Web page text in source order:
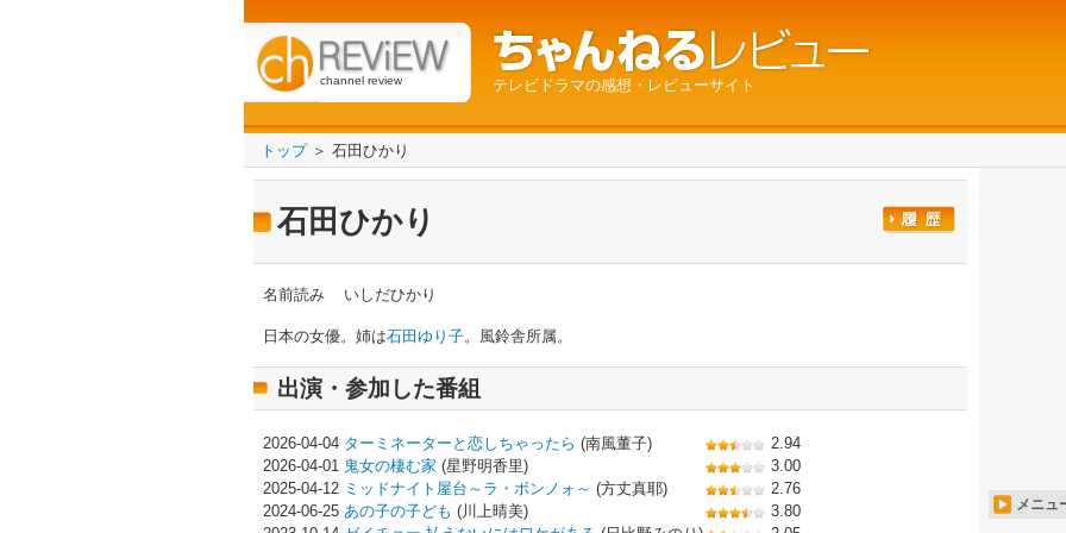
channel review テレビドラマの感想・レビューサイト
トップ＞ 石田ひかり
石田ひかり
名前読み いしだひかり
日本の女優。姉は石田ゆり子。風鈴舎所属。
出演・参加した番組
2026-04-04 ターミネーターと恋しちゃったら (南風董子)
2.94
2026-04-01 鬼女の棲む家 (星野明香里)
3.00
2025-04-12 ミッドナイト屋台～ラ・ボンノォ～ (方丈真耶)
2.76
2024-06-25 あの子の子ども (川上晴美)
3.80
メニュ